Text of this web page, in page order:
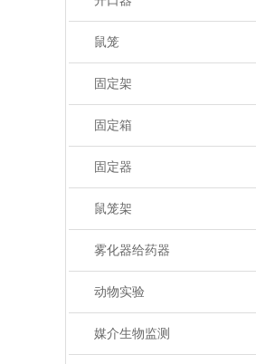
鼠笼
固定架
固定箱
固定器
鼠笼架
雾化器给药器
动物实验
媒介生物监测